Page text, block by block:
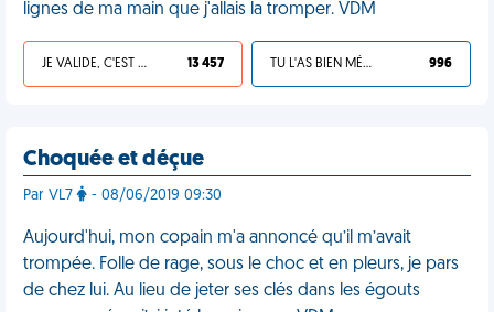
lignes de ma main que j'allais la tromper. VDM
JE VALIDE, C'EST UNE VDM 13 457 TU L'AS BIEN MÉRITÉ 996
Choquée et déçue
Par VL7 - 08/06/2019 09:30
Aujourd'hui, mon copain m'a annoncé qu’il m’avait
trompée. Folle de rage, sous le choc et en pleurs, je pars
de chez lui. Au lieu de jeter ses clés dans les égouts